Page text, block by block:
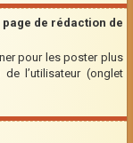
de rédaction de
pour les poster plus
l’utilisateur (onglet